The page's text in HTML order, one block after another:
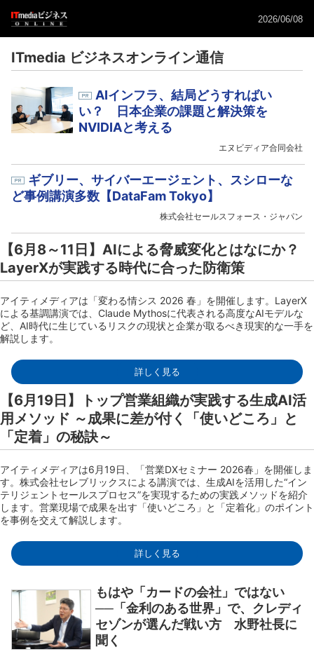
2026/06/08
ITmedia ビジネスオンライン通信
AIインフラ、結局どうすればい
い？ 日本企業の課題と解決策を
NVIDIAと考える
エヌビディア合同会社
ギブリー、サイバーエージェント、スシローな
ど事例講演多数【DataFam Tokyo】
株式会社セールスフォース・ジャパン
【6月8～11日】AIによる脅威変化とはなにか？
LayerXが実践する時代に合った防衛策
アイティメディアは「変わる情シス 2026 春」を開催します。LayerX
による基調講演では、Claude Mythosに代表される高度なAIモデルな
ど、AI時代に生じているリスクの現状と企業が取るべき現実的な一手を
解説します。
詳しく見る
【6月19日】トップ営業組織が実践する生成AI活
用メソッド ～成果に差が付く「使いどころ」と
「定着」の秘訣～
アイティメディアは6月19日、「営業DXセミナー 2026春」を開催しま
す。株式会社セレブリックスによる講演では、生成AIを活用した“イン
テリジェントセールスプロセス”を実現するための実践メソッドを紹介
します。営業現場で成果を出す「使いどころ」と「定着化」のポイント
を事例を交えて解説します。
詳しく見る
もはや「カードの会社」ではない
──「金利のある世界」で、クレディ
セゾンが選んだ戦い方 水野社長に
聞く